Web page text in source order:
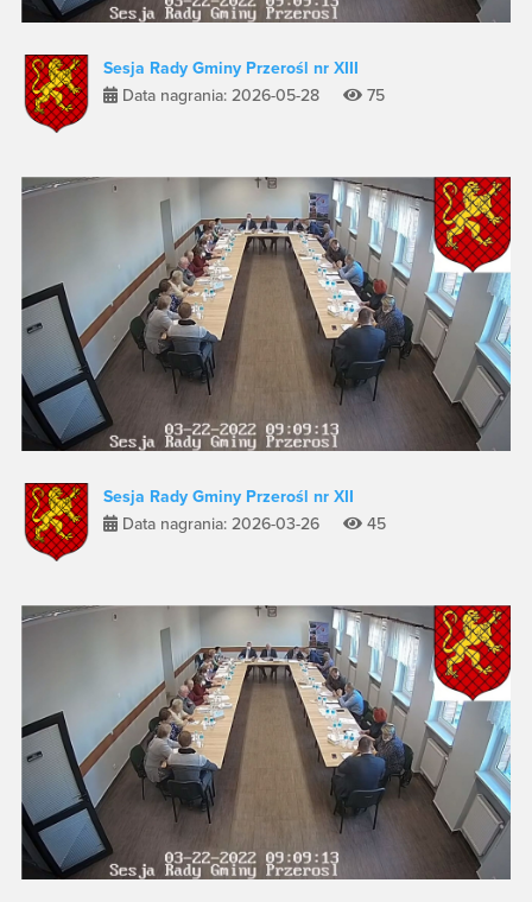
Sesja Rady Gminy Przerośl nr XIII
Data nagrania: 2026-05-28
75
Sesja Rady Gminy Przerośl nr XII
Data nagrania: 2026-03-26
45